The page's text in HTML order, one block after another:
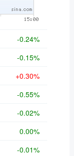
-0.24%
-0.15%
+0.30%
-0.55%
-0.02%
0.00%
-0.01%